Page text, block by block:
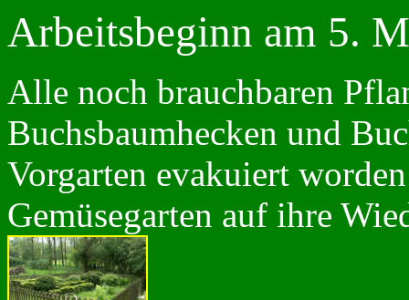
Arbeitsbeginn am 5.
Alle noch brauchbaren
Buchsbaumhecken und
Vorgarten evakuiert
Gemüsegarten auf ihre